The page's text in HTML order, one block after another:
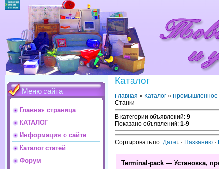
Меню сайта
Главная страница
КАТАЛОГ
Информация о сайте
Каталог статей
Форум
Каталог
Главная » Каталог » Промышленное
Станки
В категории объявлений: 9
Показано объявлений: 1-9
Сортировать по: Дате · Названию ·
Terminal-pack — Установка,